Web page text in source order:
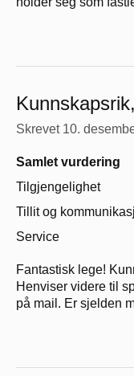
Skrevet 10.
Samlet vurdering
Tilgjengelighet
Tillit og
Service
Fantastisk lege!
Henviser videre til
på mail. Er sjelden